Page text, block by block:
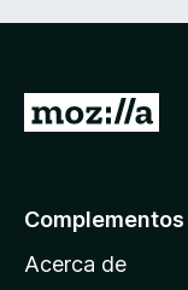
p
Complementos
Acerca de